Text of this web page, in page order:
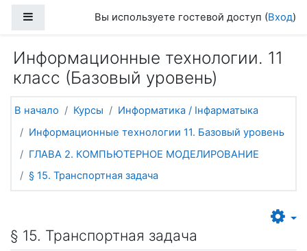
Боковая панельВы используете гостевой доступ (Вход)
Информационные технологии. 11
класс (Базовый уровень)
В начало Курсы
Информатика / Інфарматыка
Информационные технологии 11. Базовый уровень
ГЛАВА 2. КОМПЬЮТЕРНОЕ МОДЕЛИРОВАНИЕ
§ 15. Транспортная задача
§ 15. Транспортная задача